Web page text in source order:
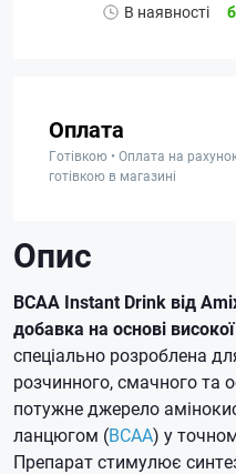
В наявності
Оплата
Готівкою • Оплата на
готівкою в магазині
Опис
BCAA Instant Drink від
добавка на основі
спеціально розроблена
розчинного, смачного та
потужне джерело
ланцюгом (BCAA) у
Препарат стимулює